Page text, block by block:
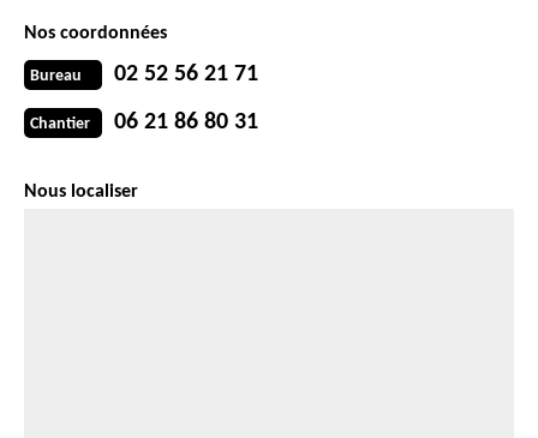
Nos coordonnées
Bureau 02 52 56 21 71
Chantier 06 21 86 80 31
Nous localiser